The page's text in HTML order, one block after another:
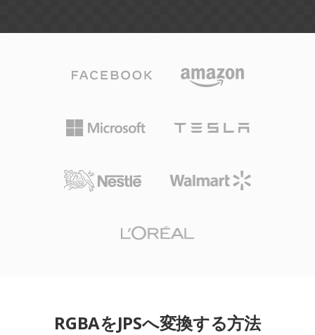
RGBAをJPSへ変換する方法